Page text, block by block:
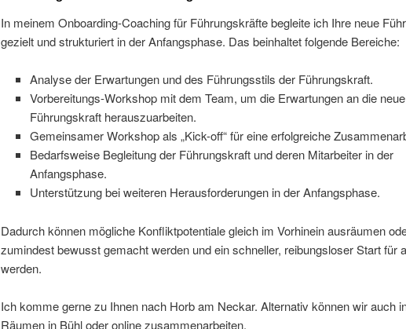
In meinem Onboarding-Coaching für Führungskräfte begleite ich Ihre neue
gezielt und strukturiert in der Anfangsphase. Das beinhaltet folgende Bereiche:
Analyse der Erwartungen und des Führungsstils der Führungskraft.
Vorbereitungs-Workshop mit dem Team, um die Erwartungen an die neue
Führungskraft herauszuarbeiten.
Gemeinsamer Workshop als „Kick-off“ für eine erfolgreiche
Bedarfsweise Begleitung der Führungskraft und deren Mitarbeiter in der
Anfangsphase.
Unterstützung bei weiteren Herausforderungen in der Anfangsphase.
Dadurch können mögliche Konfliktpotentiale gleich im Vorhinein ausräumen
zumindest bewusst gemacht werden und ein schneller, reibungsloser Start für
werden.
Ich komme gerne zu Ihnen nach Horb am Neckar. Alternativ können wir auch
Räumen in Bühl oder online zusammenarbeiten.